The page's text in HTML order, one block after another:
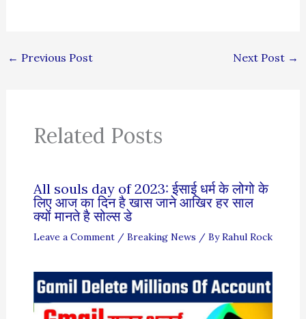
← Previous Post Next Post →
Related Posts
All souls day of 2023: ईसाई धर्म के लोगो के
लिए आज का दिन है खास जाने आखिर हर साल
क्यों मानते है सोल्स डे
Leave a Comment / Breaking News / ByRahul Rock